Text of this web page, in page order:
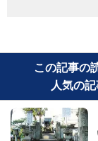
この記事の
人気の